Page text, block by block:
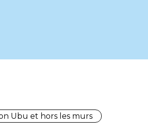
Ubu et hors les murs